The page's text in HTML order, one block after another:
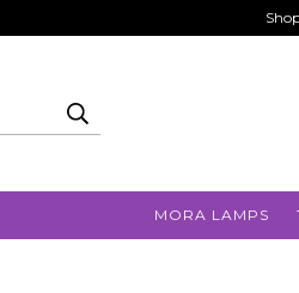
MORA LAMPS